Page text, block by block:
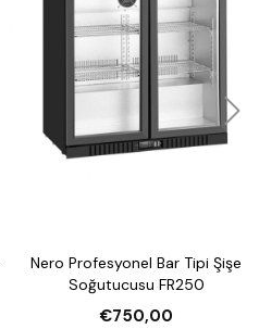
Nero Profesyonel Bar Tipi Şişe
Soğutucusu FR250
€750,00